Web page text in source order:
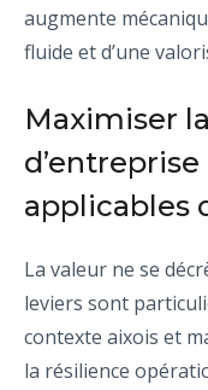
augmente
fluide et d’une
Maximiser
applicables
La valeur ne se
leviers sont
contexte aixois et
la résilience